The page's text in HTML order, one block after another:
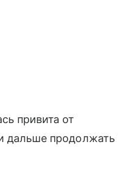
привита от
дальше продолжать